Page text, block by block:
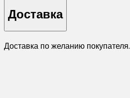
Доставка
Доставка по желанию покупателя.